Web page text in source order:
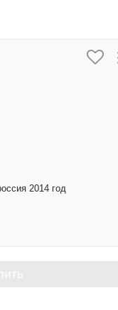
2014 год